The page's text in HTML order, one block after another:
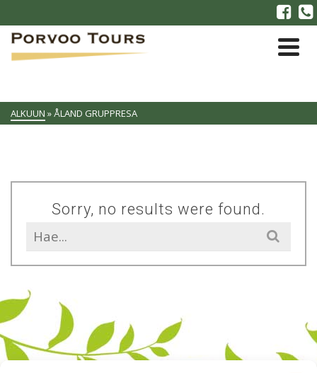
ALKUUN »ÅLAND GRUPPRESA
Sorry, no results were found.
Search
for: